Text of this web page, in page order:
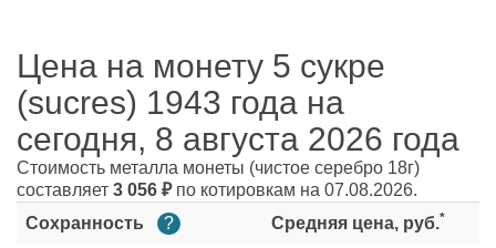
Цена на монету 5 сукре
(sucres) 1943 года на
сегодня, 8 августа 2026 года
Стоимость металла монеты (чистое серебро 18г)
составляет 3 056 ₽по котировкам на 07.08.2026.
Сохранность
? Средняя цена, руб.*